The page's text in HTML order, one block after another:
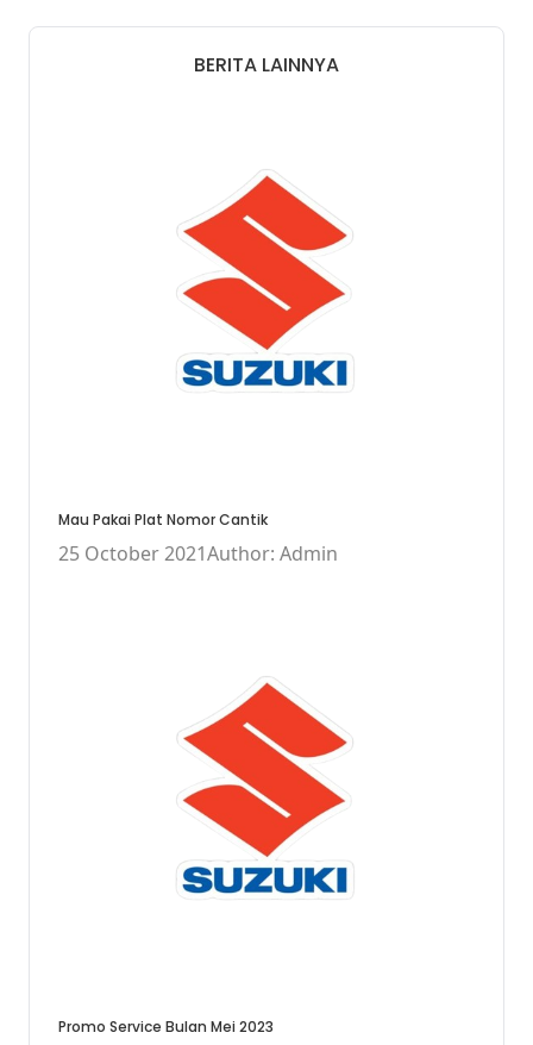
BERITA LAINNYA
Mau Pakai Plat Nomor Cantik
25 October 2021Author: Admin
Promo Service Bulan Mei 2023